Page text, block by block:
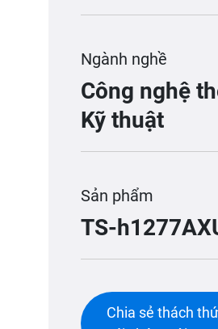
Ngành nghề
Công nghệ
Kỹ thuật
Sản phẩm
TS-
Chia sẻ thách